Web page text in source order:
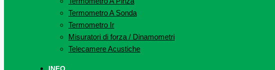
Termometro A Sonda
Termometro Ir
Misuratori di forza / Dinamometri
Telecamere Acustiche